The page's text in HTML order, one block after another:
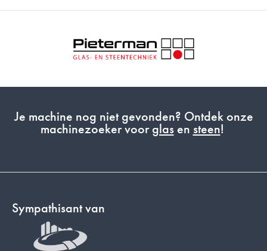
Je machine nog niet gevonden? Ontdek onze
machinezoeker voorglasen steen!
Sympathisant van